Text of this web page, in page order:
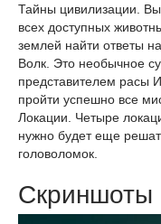
Тайны цивилизации.
всех доступных
землей найти ответы
Волк. Это необычное
представителем расы
пройти успешно все
Локации. Четыре
нужно будет еще
головоломок.
Скриншоты